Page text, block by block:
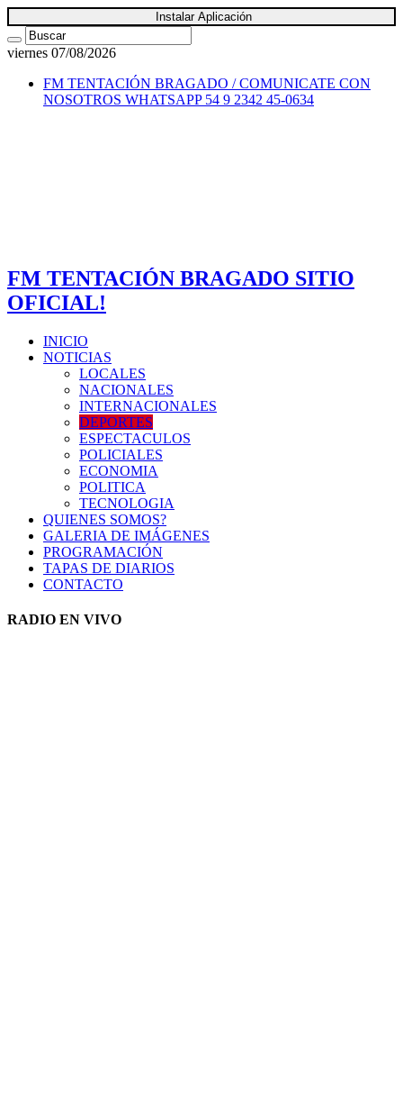
Instalar Aplicación
viernes 07/08/2026
FM TENTACIÓN BRAGADO / COMUNICATE CON
NOSOTROS WHATSAPP 54 9 2342 45-0634
FM TENTACIÓN BRAGADO SITIO
OFICIAL!
INICIO
NOTICIAS
LOCALES
NACIONALES
INTERNACIONALES
DEPORTES
ESPECTACULOS
POLICIALES
ECONOMIA
POLITICA
TECNOLOGIA
QUIENES SOMOS?
GALERIA DE IMÁGENES
PROGRAMACIÓN
TAPAS DE DIARIOS
CONTACTO
RADIO EN VIVO